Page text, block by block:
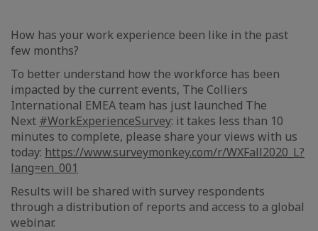
How has your work experience been like in the past
few months?
To better understand how the workforce has been
impacted by the current events, The Colliers
International EMEA team has just launched The
Next #WorkExperienceSurvey: it takes less than 10
minutes to complete, please share your views with us
today: https://www.surveymonkey.com/r/WXFall2020_L?
lang=en_001
Results will be shared with survey respondents
through a distribution of reports and access to a global
webinar.